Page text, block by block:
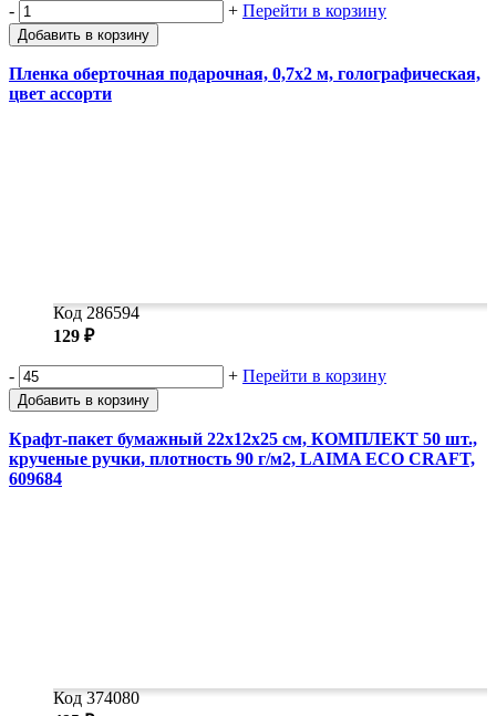
- + Перейти в корзину
Добавить в корзину
Пленка оберточная подарочная, 0,7х2 м, голографическая,
цвет ассорти
Код 286594
129 ₽
- + Перейти в корзину
Добавить в корзину
Крафт-пакет бумажный 22х12х25 см, КОМПЛЕКТ 50 шт.,
крученые ручки, плотность 90 г/м2, LAIMA ECO CRAFT,
609684
Код 374080